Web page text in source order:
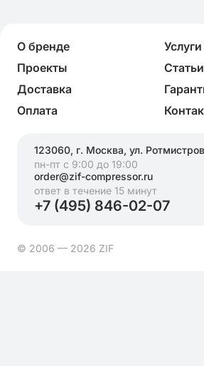
О бренде
Услуги
Проекты
Статьи
Доставка
Оплата
123060, г. Москва, ул.
пн-пт с 9:00 до 19:00
order@zif-compressor.ru
ответ в течение 15 минут
+7 (495) 846-02-07
© 2006 — 2026 ZIF